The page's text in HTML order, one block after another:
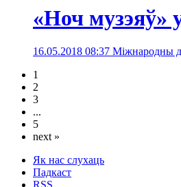
«Ноч музэяў»
16.05.2018 08:37 Міжнародны
1
2
3
...
5
next »
Як нас слухаць
Падкаст